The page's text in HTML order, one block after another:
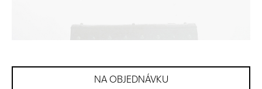
NA OBJEDNÁVKU